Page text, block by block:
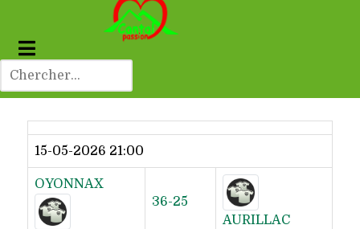
Dernier résultat
15-05-2026 21:00
OYONNAX
36-25
AURILLAC